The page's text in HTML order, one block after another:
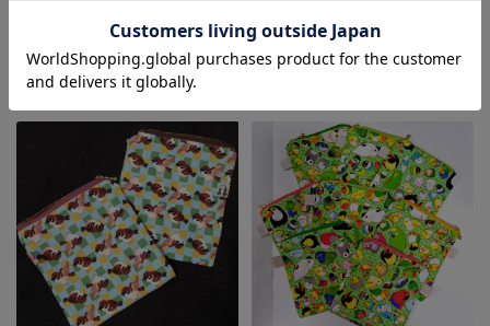
9999612【ハリソン】ナギーズ
¥4,730
【ぴよぴよブランド】★ポーチ/
ムラクモインコ